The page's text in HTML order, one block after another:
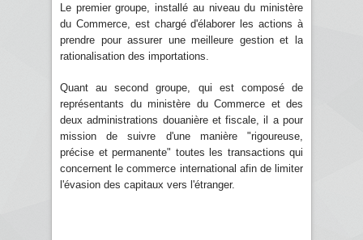
Le premier groupe, installé au niveau du ministère
du Commerce, est chargé d'élaborer les actions à
prendre pour assurer une meilleure gestion et la
rationalisation des importations.
Quant au second groupe, qui est composé de
représentants du ministère du Commerce et des
deux administrations douanière et fiscale, il a pour
mission de suivre d'une manière "rigoureuse,
précise et permanente" toutes les transactions qui
concernent le commerce international afin de limiter
l'évasion des capitaux vers l'étranger.